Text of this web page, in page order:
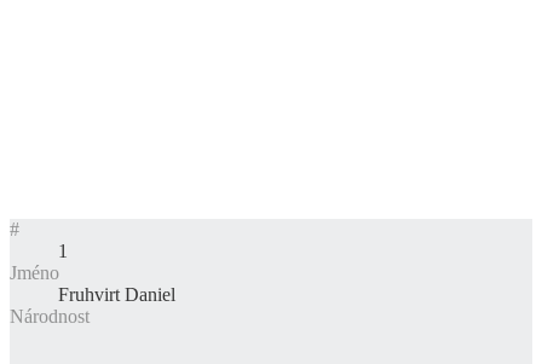
#
1
Jméno
Fruhvirt Daniel
Národnost